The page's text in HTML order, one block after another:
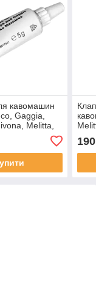
кавомашин
Gaggia,
Melitta,
190